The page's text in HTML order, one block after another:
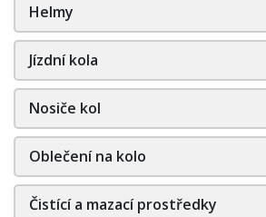
Helmy
Jízdní kola
Nosiče kol
Oblečení na kolo
Čistící a mazací prostředky